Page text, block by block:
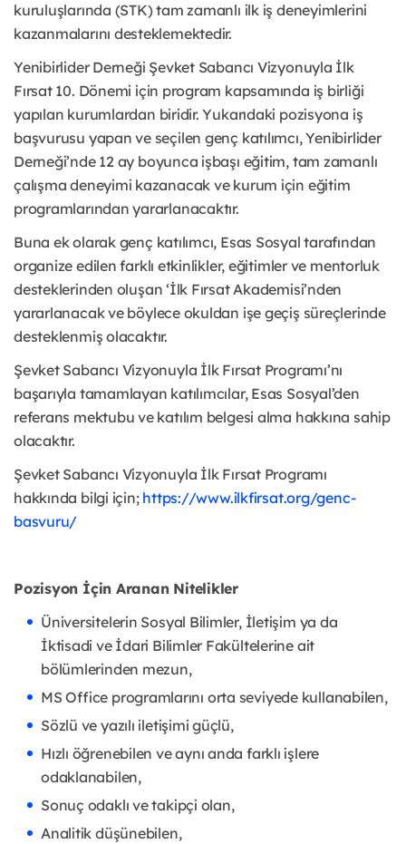
kuruluşlarında (STK) tam zamanlı ilk iş deneyimlerini
kazanmalarını desteklemektedir.
Yenibirlider Derneği Şevket Sabancı Vizyonuyla İlk
Fırsat 10. Dönemi için program kapsamında iş birliği
yapılan kurumlardan biridir. Yukarıdaki pozisyona iş
başvurusu yapan ve seçilen genç katılımcı, Yenibirlider
Derneği’nde 12 ay boyunca işbaşı eğitim, tam zamanlı
çalışma deneyimi kazanacak ve kurum için eğitim
programlarından yararlanacaktır.
Buna ek olarak genç katılımcı, Esas Sosyal tarafından
organize edilen farklı etkinlikler, eğitimler ve mentorluk
desteklerinden oluşan ‘İlk Fırsat Akademisi’nden
yararlanacak ve böylece okuldan işe geçiş süreçlerinde
desteklenmiş olacaktır.
Şevket Sabancı Vizyonuyla İlk Fırsat Programı’nı
başarıyla tamamlayan katılımcılar, Esas Sosyal’den
referans mektubu ve katılım belgesi alma hakkına sahip
olacaktır.
Şevket Sabancı Vizyonuyla İlk Fırsat Programı
hakkında bilgi için; https://www.ilkfirsat.org/genc-
basvuru/
Pozisyon İçin Aranan Nitelikler
Üniversitelerin Sosyal Bilimler, İletişim ya da
İktisadi ve İdari Bilimler Fakültelerine ait
bölümlerinden mezun,
MS Office programlarını orta seviyede kullanabilen,
Sözlü ve yazılı iletişimi güçlü,
Hızlı öğrenebilen ve aynı anda farklı işlere
odaklanabilen,
Sonuç odaklı ve takipçi olan,
Analitik düşünebilen,